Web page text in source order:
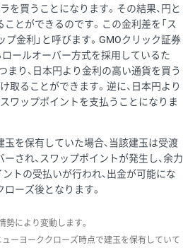
を買うことになります。その結果、円と
とができるのです。この金利差を「ス
プ金利」と呼びます。GMOクリック証券
ロールオーバー方式を採用しているた
まり、日本円より金利の高い通貨を買う
取ることができます。逆に、日本円より
ワップポイントを支払うことになりま
を保有していた場合、当該建玉は受渡
され、スワップポイントが発生し、余力
トの受払いが行われ、出金が可能にな
ーズ後となります。
により変動します。
ューヨーククローズ時点で建玉を保有していて